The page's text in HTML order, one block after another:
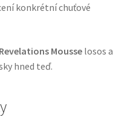
konkrétní chuťové
Mousselosos a
hned teď.